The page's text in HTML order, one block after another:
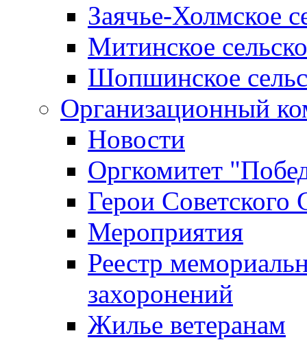
Заячье-Холмское
Митинское
Шопшинское
Организационный
Новости
Оргкомитет
Герои Советского
Мероприятия
Реестр
захоронений
Жилье ветеранам